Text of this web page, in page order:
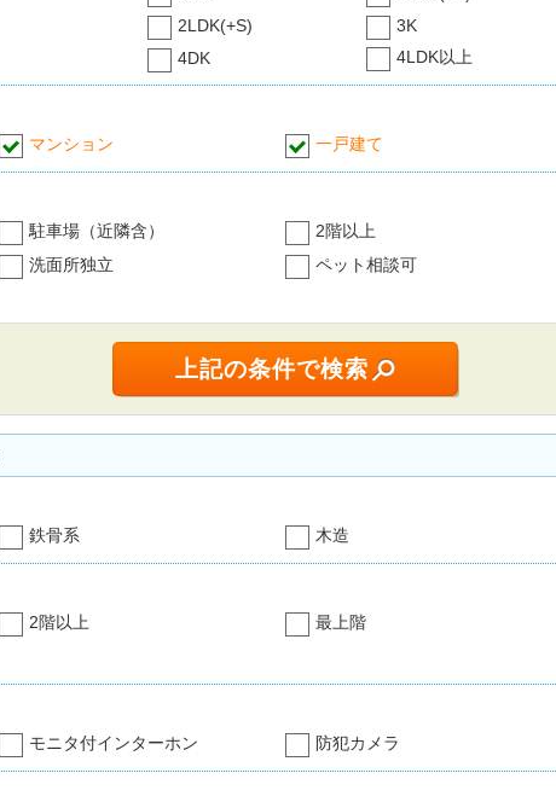
2LDK(+S) 3K
4DK 4LDK以上
マンション 一戸建て
駐車場（近隣含） 2階以上
洗面所独立 ペット相談可
鉄骨系 木造
2階以上 最上階
モニタ付インターホン 防犯カメラ